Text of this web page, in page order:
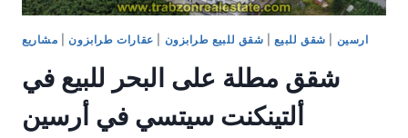
ارسين شقق للبيع| شقق للبيع طرابزون عقارات طرابزون| مشاريع
شقق مطلة على البحر للبيع في
ألتينكنت سيتسي في أرسين